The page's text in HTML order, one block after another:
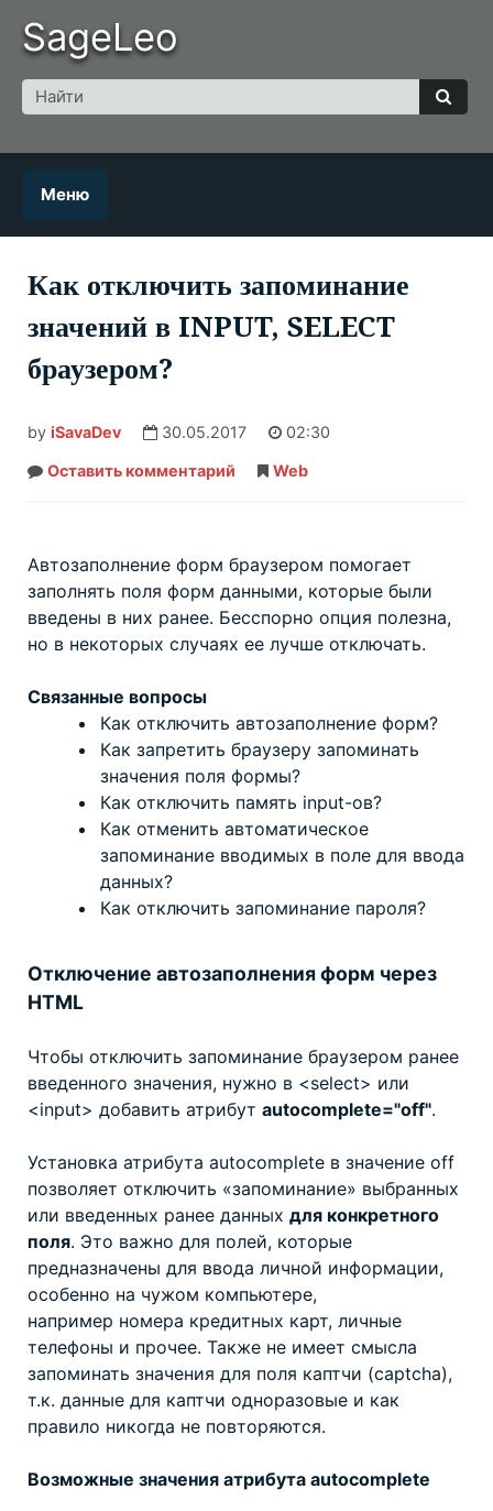
content
SageLeo
для
Меню
Как отключить запоминание
значений в INPUT, SELECT
браузером?
by iSavaDev 30.05.2017 02:30
Оставить комментарий Как
SELECT
браузером?
Web
Автозаполнение форм браузером помогает
заполнять поля форм данными, которые были
введены в них ранее. Бесспорно опция полезна,
но в некоторых случаях ее лучше отключать.
Связанные вопросы
Как отключить автозаполнение форм?
Как запретить браузеру запоминать
значения поля формы?
Как отключить память input-ов?
Как отменить автоматическое
запоминание вводимых в поле для ввода
данных?
Как отключить запоминание пароля?
Отключение автозаполнения форм через
HTML
Чтобы отключить запоминание браузером ранее
введенного значения, нужно в <select> или
<input> добавить атрибут autocomplete="off".
Установка атрибута autocomplete в значение off
позволяет отключить «запоминание» выбранных
или введенных ранее данных для конкретного
поля. Это важно для полей, которые
предназначены для ввода личной информации,
особенно на чужом компьютере,
например номера кредитных карт, личные
телефоны и прочее. Также не имеет смысла
запоминать значения для поля каптчи (captcha),
т.к. данные для каптчи одноразовые и как
правило никогда не повторяются.
Возможные значения атрибута autocomplete